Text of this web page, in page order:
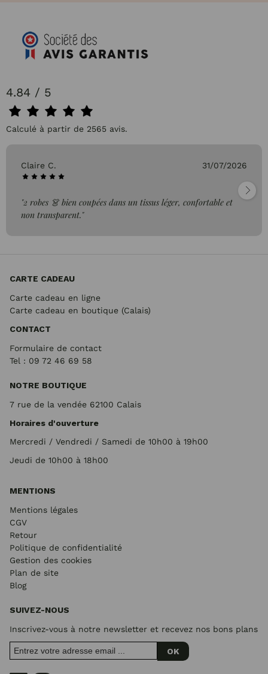
4.84 / 5
Calculé à partir de 2565 avis.
Claire C. 31/07/2026
"2 robes 👗 bien coupées dans un tissus léger, confortable et
non transparent."
CARTE CADEAU
Carte cadeau en ligne
Carte cadeau en boutique (Calais)
CONTACT
Formulaire de contact
Tel : 09 72 46 69 58
NOTRE BOUTIQUE
7 rue de la vendée 62100 Calais
Horaires d'ouverture
Mercredi / Vendredi / Samedi de 10h00 à 19h00
Jeudi de 10h00 à 18h00
MENTIONS
Mentions légales
CGV
Retour
Politique de confidentialité
Gestion des cookies
Plan de site
Blog
SUIVEZ-NOUS
Inscrivez-vous à notre newsletter et recevez nos bons plans
OK